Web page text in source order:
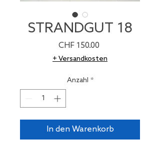
STRANDGUT 18
CHF 150.00Preis
+ Versandkosten
Anzahl *
In den Warenkorb